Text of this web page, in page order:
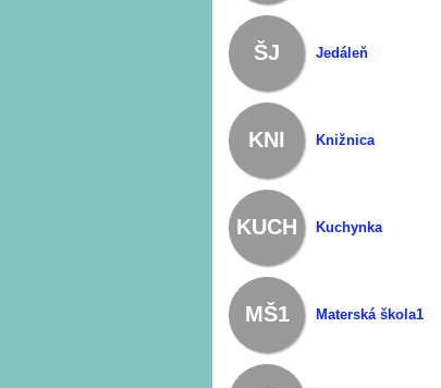
ŠJ Jedáleň
KNI Knižnica
KUCH Kuchynka
MŠ1 Materská škola1